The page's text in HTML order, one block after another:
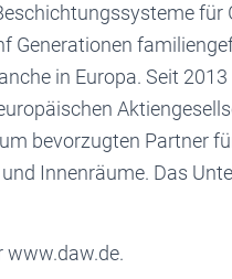
für
Generationen
in Europa. Seit
bevorzugten Partner
Innenräume. Das
www.daw.de.